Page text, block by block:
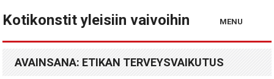
Kotikonstit yleisiin vaivoihin MENU
AVAINSANA: ETIKAN TERVEYSVAIKUTUS